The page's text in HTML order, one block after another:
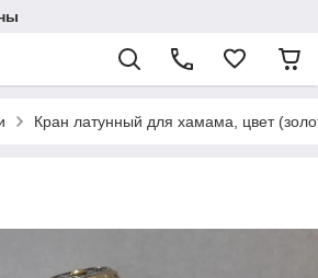
Кран латунный для хамама, цвет